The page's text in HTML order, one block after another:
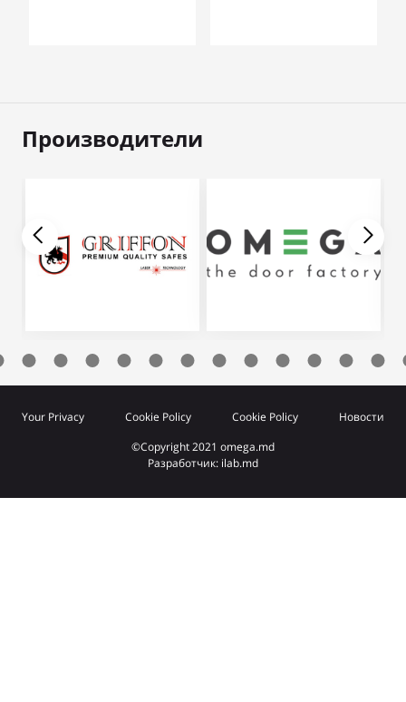
Производители
Your Privacy Cookie Policy Cookie Policy Новости
©Copyright 2021 omega.md
Разработчик: ilab.md